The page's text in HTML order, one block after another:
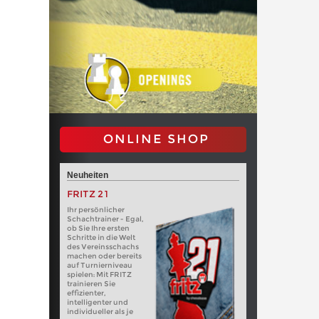
ONLINE SHOP
Neuheiten
FRITZ 21
Ihr persönlicher
Schachtrainer - Egal,
ob Sie Ihre ersten
Schritte in die Welt
des Vereinsschachs
machen oder bereits
auf Turnierniveau
spielen: Mit FRITZ
trainieren Sie
effizienter,
intelligenter und
individueller als je